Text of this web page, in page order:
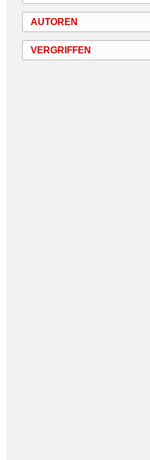
AUTOREN
VERGRIFFEN